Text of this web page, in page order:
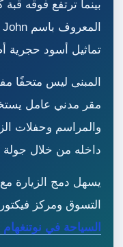
بينما ترتفع فوقه
تماثيل أسود حجرية
المبنى ليس متحفًا
مقر مدني عامل
والمراسم وحفلات
داخله من خلال
يسهل دمج الزيارة
التسوق ومركز
السياحة في